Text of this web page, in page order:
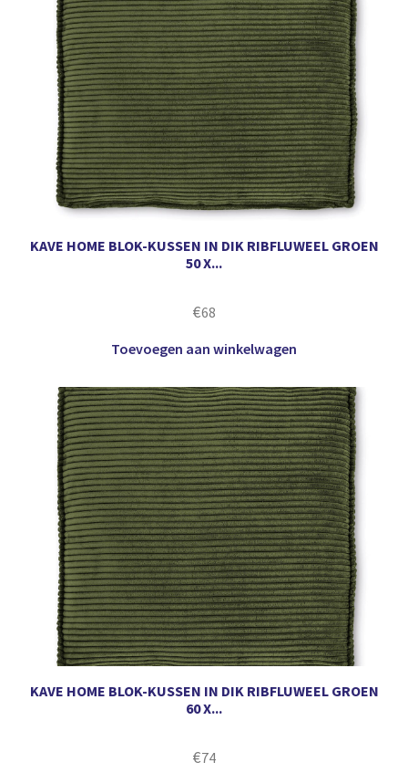
KAVE HOME BLOK-KUSSEN IN DIK RIBFLUWEEL GROEN
50 X...
€68
Toevoegen aan winkelwagen
KAVE HOME BLOK-KUSSEN IN DIK RIBFLUWEEL GROEN
60 X...
€74